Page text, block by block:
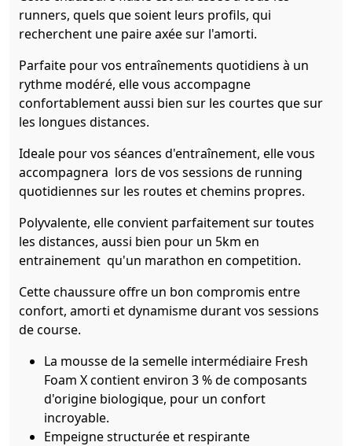
runners, quels que soient leurs profils, qui
recherchent une paire axée sur l'amorti.
Parfaite pour vos entraînements quotidiens à un
rythme modéré, elle vous accompagne
confortablement aussi bien sur les courtes que sur
les longues distances.
Ideale pour vos séances d'entraînement, elle vous
accompagnera lors de vos sessions de running
quotidiennes sur les routes et chemins propres.
Polyvalente, elle convient parfaitement sur toutes
les distances, aussi bien pour un 5km en
entrainement qu'un marathon en competition.
Cette chaussure offre un bon compromis entre
confort, amorti et dynamisme durant vos sessions
de course.
La mousse de la semelle intermédiaire Fresh
Foam X contient environ 3 % de composants
d'origine biologique, pour un confort
incroyable.
Empeigne structurée et respirante